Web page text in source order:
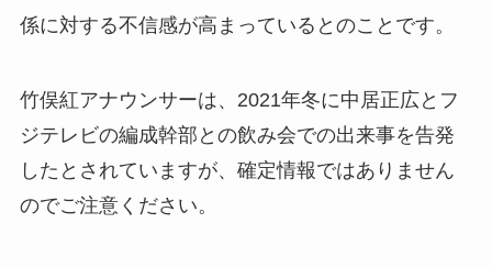
係に対する不信感が高まっているとのことです。
竹俣紅アナウンサーは、2021年冬に中居正広とフ
ジテレビの編成幹部との飲み会での出来事を告発
したとされていますが、確定情報ではありません
のでご注意ください。